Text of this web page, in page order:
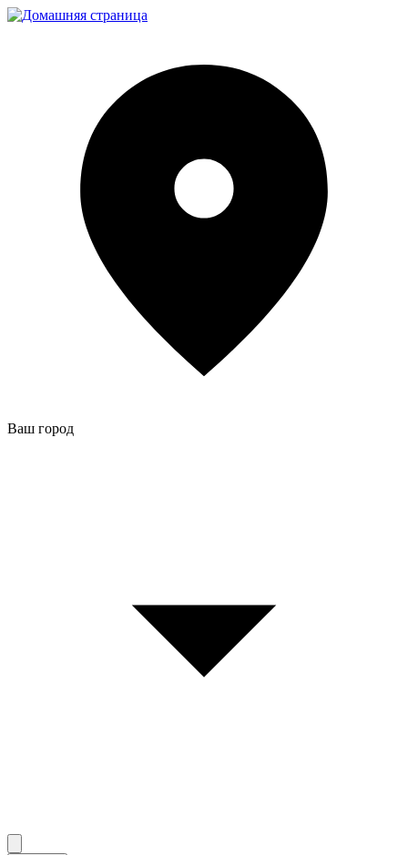
Ваш город